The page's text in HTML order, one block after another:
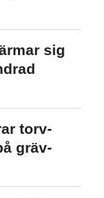
sig
torv­
gräv­